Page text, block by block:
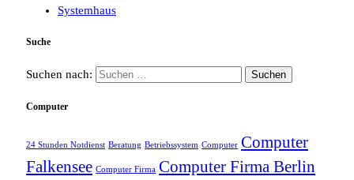
Systemhaus
Suche
Suchen nach:
Computer
24 Stunden Notdienst Beratung Betriebssystem Computer Computer
Falkensee Computer Firma Computer Firma Berlin